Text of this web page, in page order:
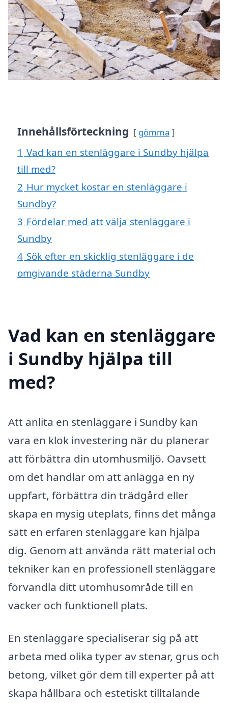
Innehållsförteckning gömma
1 Vad kan en stenläggare i Sundby hjälpa
till med?
2 Hur mycket kostar en stenläggare i
Sundby?
3 Fördelar med att välja stenläggare i
Sundby
4 Sök efter en skicklig stenläggare i de
omgivande städerna Sundby
Vad kan en stenläggare
i Sundby hjälpa till
med?
Att anlita en stenläggare i Sundby kan
vara en klok investering när du planerar
att förbättra din utomhusmiljö. Oavsett
om det handlar om att anlägga en ny
uppfart, förbättra din trädgård eller
skapa en mysig uteplats, finns det många
sätt en erfaren stenläggare kan hjälpa
dig. Genom att använda rätt material och
tekniker kan en professionell stenläggare
förvandla ditt utomhusområde till en
vacker och funktionell plats.
En stenläggare specialiserar sig på att
arbeta med olika typer av stenar, grus och
betong, vilket gör dem till experter på att
skapa hållbara och estetiskt tilltalande